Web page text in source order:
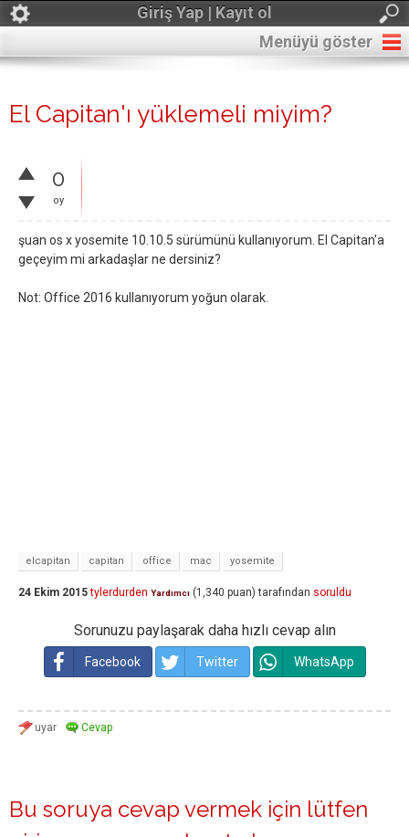
Giriş Yap | Kayıt ol
Menüyü göster
El Capitan'ı yüklemeli miyim?
0
oy
şuan os x yosemite 10.10.5 sürümünü kullanıyorum. El Capitan'a
geçeyim mi arkadaşlar ne dersiniz?
Not: Office 2016 kullanıyorum yoğun olarak.
elcapitan capitan office mac yosemite
24 Ekim 2015 tylerdurden Yardımcı (1,340 puan) tarafından soruldu
Sorunuzu paylaşarak daha hızlı cevap alın
Facebook Twitter WhatsApp
Bu soruya cevap vermek için lütfen